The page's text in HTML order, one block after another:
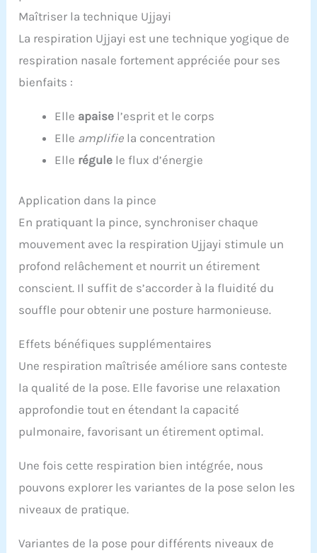
Maîtriser la technique Ujjayi
La respiration Ujjayi est une technique yogique de
respiration nasale fortement appréciée pour ses
bienfaits :
Elle apaise l’esprit et le corps
Elle amplifie la concentration
Elle régule le flux d’énergie
Application dans la pince
En pratiquant la pince, synchroniser chaque
mouvement avec la respiration Ujjayi stimule un
profond relâchement et nourrit un étirement
conscient. Il suffit de s’accorder à la fluidité du
souffle pour obtenir une posture harmonieuse.
Effets bénéfiques supplémentaires
Une respiration maîtrisée améliore sans conteste
la qualité de la pose. Elle favorise une relaxation
approfondie tout en étendant la capacité
pulmonaire, favorisant un étirement optimal.
Une fois cette respiration bien intégrée, nous
pouvons explorer les variantes de la pose selon les
niveaux de pratique.
Variantes de la pose pour différents niveaux de